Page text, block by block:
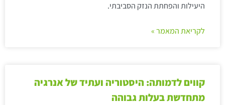
היעילות והפחתת הנזק הסביבתי.
לקריאת המאמר »
קווים לדמותה: היסטוריה ועתיד של אנרגיה
מתחדשת בעלות גבוהה